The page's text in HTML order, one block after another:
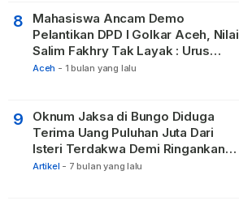
8
Mahasiswa Ancam Demo
Pelantikan DPD I Golkar Aceh, Nilai
Salim Fakhry Tak Layak : Urus
Kabupaten Tak Becus.
Aceh - 1 bulan yang lalu
9
Oknum Jaksa di Bungo Diduga
Terima Uang Puluhan Juta Dari
Isteri Terdakwa Demi Ringankan
Hukuman
Artikel - 7 bulan yang lalu